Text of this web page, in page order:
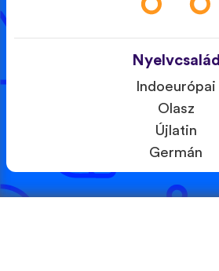
Nyelvcsalád
Indoeurópai
Olasz
Újlatin
Germán